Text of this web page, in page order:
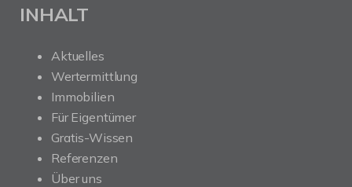
INHALT
Aktuelles
Wertermittlung
Immobilien
Für Eigentümer
Gratis-Wissen
Referenzen
Über uns